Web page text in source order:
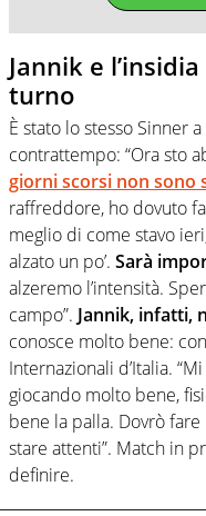
Jannik e
turno
È stato lo stesso Sinner
contrattempo: “Ora sto
giorni scorsi non sono
raffreddore, ho dovuto
meglio di come stavo
alzato un po’. Sarà
alzeremo l’intensità.
campo”. Jannik, infatti,
conosce molto bene:
Internazionali d’Italia.
giocando molto bene,
bene la palla. Dovrò fare
stare attenti”. Match in
definire.